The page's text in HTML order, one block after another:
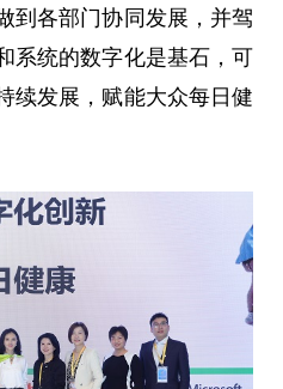
到各部门协同发展，并驾
系统的数字化是基石，可
续发展，赋能大众每日健